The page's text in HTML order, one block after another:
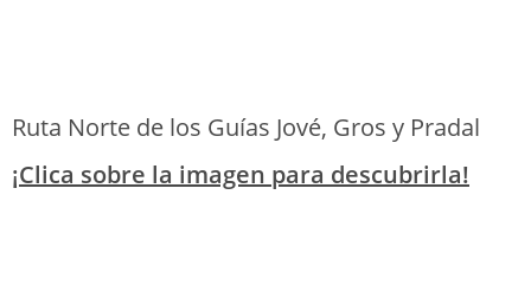
Ruta Norte de los Guías Jové, Gros y Pradal
¡Clica sobre la imagen para descubrirla!